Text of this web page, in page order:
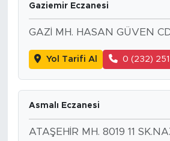
Gaziemir Eczanesi
GAZİ MH. HASAN GÜVEN
Yol Tarifi Al 0 (232)
Asmalı Eczanesi
ATAŞEHİR MH. 8019 11